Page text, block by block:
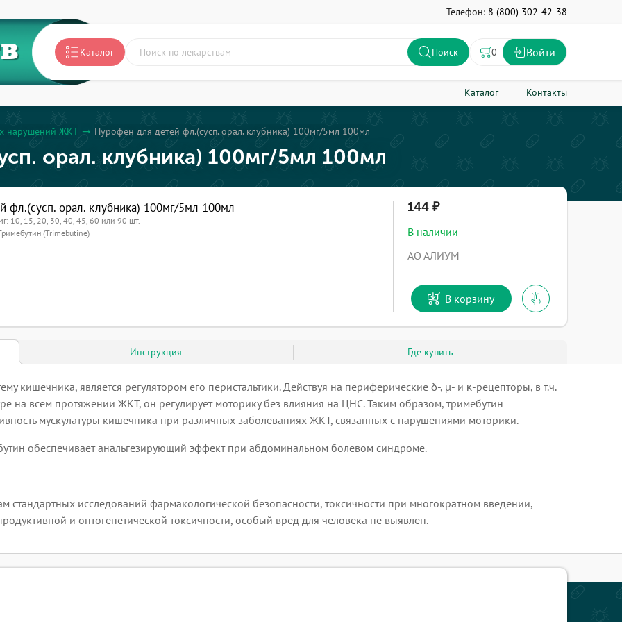
Телефон: 8 (800) 302-42-38
Каталог Поиск 0 Войти
Каталог Контакты
нарушений ЖКТ arrow_right_alt Нурофен для детей фл.(сусп. орал. клубника) 100мг/5мл 100мл
орал. клубника) 100мг/5мл 100мл
фл.(сусп. орал. клубника) 100мг/5мл 100мл
10, 15, 20, 30, 40, 45, 60 или 90 шт.
(Trimebutine)
144
В наличии
АО АЛИУМ
В корзину
Инструкция Где купить
кишечника, является регулятором его перистальтики. Действуя на периферические δ-, μ- и κ-рецепторы, в т.ч.
на всем протяжении ЖКТ, он регулирует моторику без влияния на ЦНС. Таким образом, тримебутин
мускулатуры кишечника при различных заболеваниях ЖКТ, связанных с нарушениями моторики.
обеспечивает анальгезирующий эффект при абдоминальном болевом синдроме.
стандартных исследований фармакологической безопасности, токсичности при многократном введении,
и онтогенетической токсичности, особый вред для человека не выявлен.